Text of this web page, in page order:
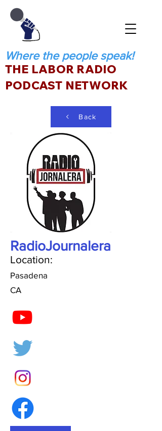
Where the people speak!
THE LABOR RADIO
PODCAST NETWORK
Back
RadioJournalera
Location:
Pasadena
CA